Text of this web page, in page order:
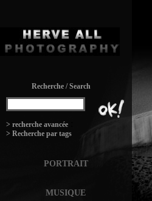
Recherche / Search
> recherche avancée
> Recherche par tags
PORTRAIT
MUSIQUE